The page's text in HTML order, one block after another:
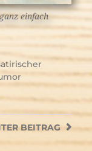
einfach
BEITRAG